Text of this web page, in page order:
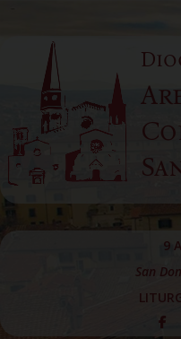
content
9
San